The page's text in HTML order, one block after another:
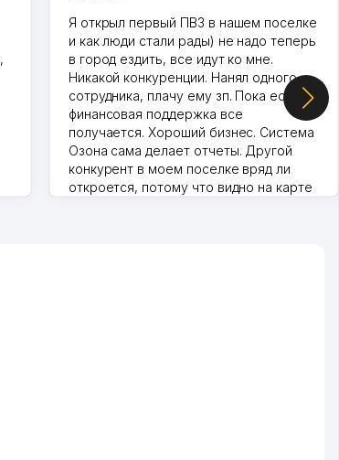
Я открыл первый ПВЗ в нашем поселке
и как люди стали рады) не надо теперь
в город ездить, все идут ко мне.
Никакой конкуренции. Нанял одного
сотрудника, плачу ему зп. Пока есть
финансовая поддержка все
получается. Хороший бизнес. Система
Озона сама делает отчеты. Другой
конкурент в моем поселке вряд ли
откроется, потому что видно на карте